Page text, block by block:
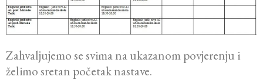
Zahvaljujemo se svima na ukazanom povjerenju i
želimo sretan početak nastave.